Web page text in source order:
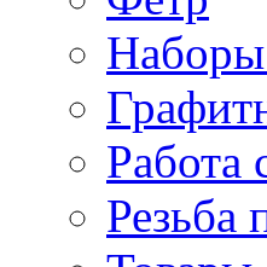
Наборы
Работа
Резьба